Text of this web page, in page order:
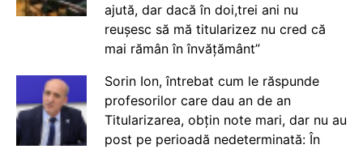
ajută, dar dacă în doi,trei ani nu
reușesc să mă titularizez nu cred că
mai rămân în învățământ”
Sorin Ion, întrebat cum le răspunde
profesorilor care dau an de an
Titularizarea, obțin note mari, dar nu au
post pe perioadă nedeterminată: În